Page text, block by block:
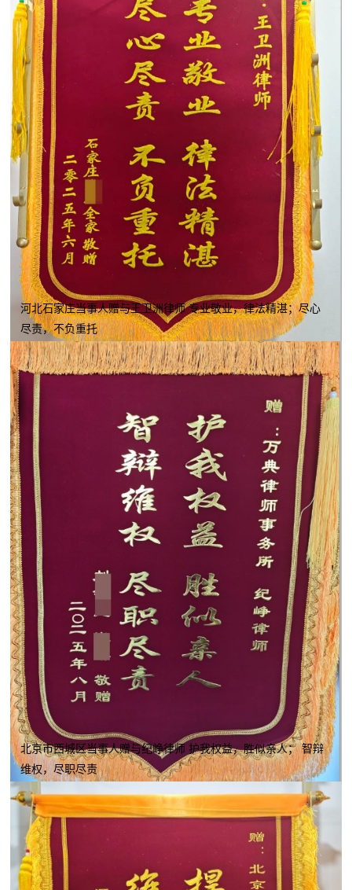
河北石家庄当事人赠与王卫洲律师 专业敬业，律法精湛；尽心
尽责，不负重托
北京市西城区当事人赠与纪峥律师 护我权益，胜似亲人； 智辩
维权，尽职尽责